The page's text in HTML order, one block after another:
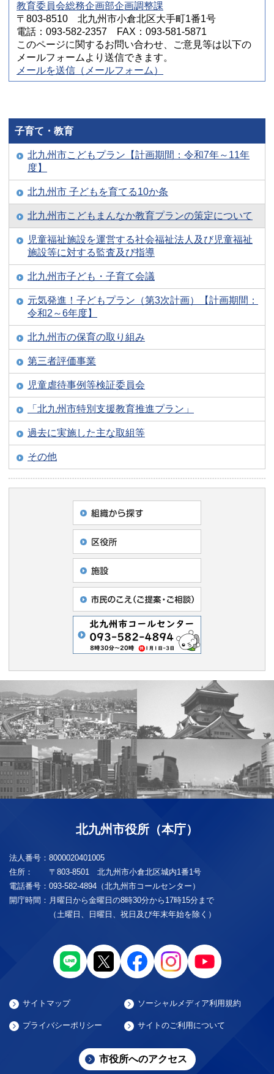
教育委員会総務企画部企画調整課
〒803-8510 北九州市小倉北区大手町1番1号
電話：093-582-2357 FAX：093-581-5871
このページに関するお問い合わせ、ご意見等は以下の
メールフォームより送信できます。
メールを送信（メールフォーム）
子育て・教育
北九州市こどもプラン【計画期間：令和7年～11年
度】
北九州市 子どもを育てる10か条
北九州市こどもまんなか教育プランの策定について
児童福祉施設を運営する社会福祉法人及び児童福祉
施設等に対する監査及び指導
北九州市子ども・子育て会議
元気発進！子どもプラン（第3次計画）【計画期間：
令和2～6年度】
北九州市の保育の取り組み
第三者評価事業
児童虐待事例等検証委員会
「北九州市特別支援教育推進プラン」
過去に実施した主な取組等
その他
北九州市役所（本庁）
法人番号： 8000020401005
住所：
〒803-8501 北九州市小倉北区城内1番1号
電話番号： 093-582-4894（北九州市コールセンター）
開庁時間： 月曜日から金曜日の8時30分から17時15分まで
（土曜日、日曜日、祝日及び年末年始を除く）
サイトマップ ソーシャルメディア利用規約
プライバシーポリシー サイトのご利用について
市役所へのアクセス